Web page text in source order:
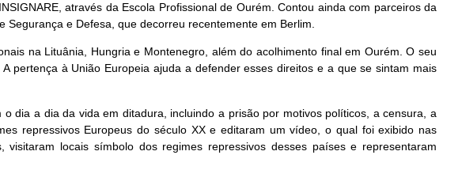
através da Escola Profissional de Ourém. Contou ainda com parceiros da
e Defesa, que decorreu recentemente em Berlim.
na Lituânia, Hungria e Montenegro, além do acolhimento final em Ourém. O seu
pertença à União Europeia ajuda a defender esses direitos e a que se sintam mais
dia a dia da vida em ditadura, incluindo a prisão por motivos políticos, a censura, a
repressivos Europeus do século XX e editaram um vídeo, o qual foi exibido nas
locais símbolo dos regimes repressivos desses países e representaram